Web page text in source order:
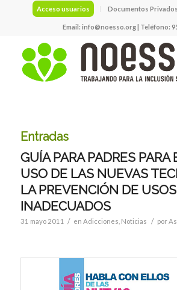
Acceso usuarios Documentos Privados
Email:info@noesso.org| Teléfono:
Entradas
GUÍA PARA PADRES PARA
USO DE LAS NUEVAS
LA PREVENCIÓN DE USOS
INADECUADOS
31 mayo 2011 / en Adicciones Noticias / por